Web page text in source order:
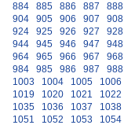
884
885 886 887 888
904
905 906 907 908
924
925 926 927 928
944
945 946 947 948
964
965 966 967 968
984
985 986 987 988
1003
1004 1005 1006
1019
1020 1021 1022
1035
1036 1037 1038
1051
1052 1053 1054